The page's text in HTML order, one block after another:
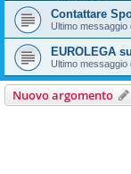
Contattare
Ultimo messaggio
EUROLEGA
Ultimo messaggio
Nuovo argomento